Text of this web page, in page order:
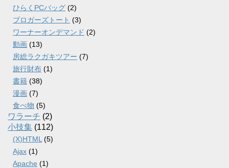
ひらくPCバッグ (2)
ブロガーズトート (3)
ワーナーオンデマンド (2)
動画 (13)
房総ラクガキツアー (7)
旅行財布 (1)
書籍 (38)
漫画 (7)
食べ物 (5)
ワラーチ (2)
小技集 (112)
(X)HTML (5)
Ajax (1)
Apache (1)